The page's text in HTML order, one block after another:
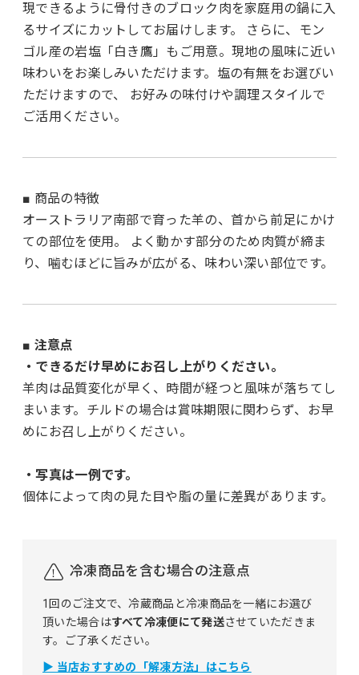
現できるように骨付きのブロック肉を家庭用の鍋に入
るサイズにカットしてお届けします。 さらに、モン
ゴル産の岩塩「白き鷹」もご用意。現地の風味に近い
味わいをお楽しみいただけます。塩の有無をお選びい
ただけますので、 お好みの味付けや調理スタイルで
ご活用ください。
■ 商品の特徴
オーストラリア南部で育った羊の、首から前足にかけ
ての部位を使用。 よく動かす部分のため肉質が締ま
り、噛むほどに旨みが広がる、味わい深い部位です。
■ 注意点
・できるだけ早めにお召し上がりください。
羊肉は品質変化が早く、時間が経つと風味が落ちてし
まいます。チルドの場合は賞味期限に関わらず、お早
めにお召し上がりください。
・写真は一例です。
個体によって肉の見た目や脂の量に差異があります。
冷凍商品を含む場合の注意点
1回のご注文で、冷蔵商品と冷凍商品を一緒にお選び
頂いた場合はすべて冷凍便にて発送させていただきま
す。ご了承ください。
▶ 当店おすすめの「解凍方法」はこちら